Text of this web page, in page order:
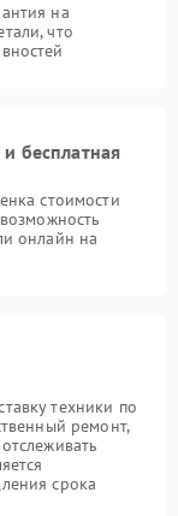
на
что
бесплатная
стоимости
онлайн на
техники по
ремонт,
срока